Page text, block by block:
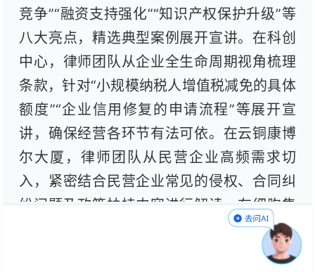
竞争”“融资支持强化”“知识产权保护升级”等
八大亮点，精选典型案例展开宣讲。在科创
中心，律师团队从企业全生命周期视角梳理
条款，针对“小规模纳税人增值税减免的具体
额度”“企业信用修复的申请流程”等展开宣
讲，确保经营各环节有法可依。在云铜康博
尔大厦，律师团队从民营企业高频需求切
入，紧密结合民营企业常见的侵权、合同纠
纷问题及政策扶持内容进行解读。在细胞集
群创新园，律师团队以“企业提问—律师释
法”为核心形式，先梳理法律框架，再解决困